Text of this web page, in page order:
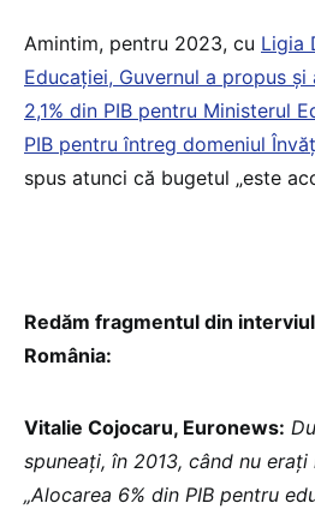
Amintim, pentru 2023, cu Ligia
Educației, Guvernul a propus
2,1% din PIB pentru Ministerul
PIB pentru întreg domeniul
spus atunci că bugetul „este
Redăm fragmentul din
România:
Vitalie Cojocaru, Euronews:
spuneați, în 2013, când nu
„Alocarea 6% din PIB pentru